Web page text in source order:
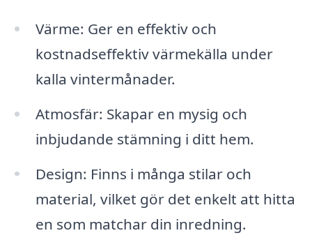
Värme: Ger en effektiv och
kostnadseffektiv värmekälla under
kalla vintermånader.
Atmosfär: Skapar en mysig och
inbjudande stämning i ditt hem.
Design: Finns i många stilar och
material, vilket gör det enkelt att hitta
en som matchar din inredning.